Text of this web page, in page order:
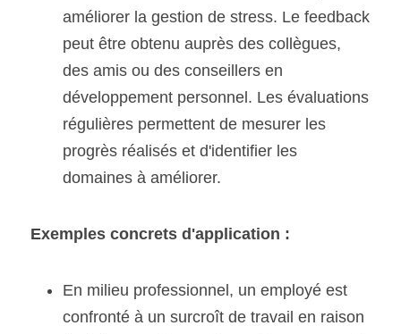
améliorer la gestion de stress. Le feedback
peut être obtenu auprès des collègues,
des amis ou des conseillers en
développement personnel. Les évaluations
régulières permettent de mesurer les
progrès réalisés et d'identifier les
domaines à améliorer.
Exemples concrets d'application :
En milieu professionnel, un employé est
confronté à un surcroît de travail en raison